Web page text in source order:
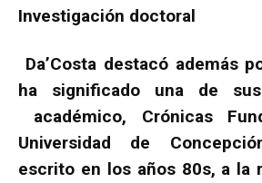
Investigación doctoral
Da’Costa destacó además
ha significado una de
académico, Crónicas
Universidad de
escrito en los años 80s, a la